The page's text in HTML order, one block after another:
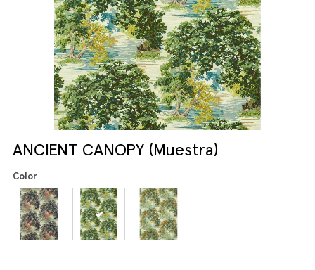
ANCIENT CANOPY (Muestra)
Color